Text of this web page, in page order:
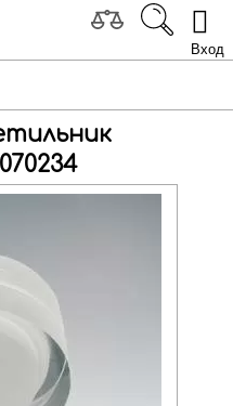
Вход